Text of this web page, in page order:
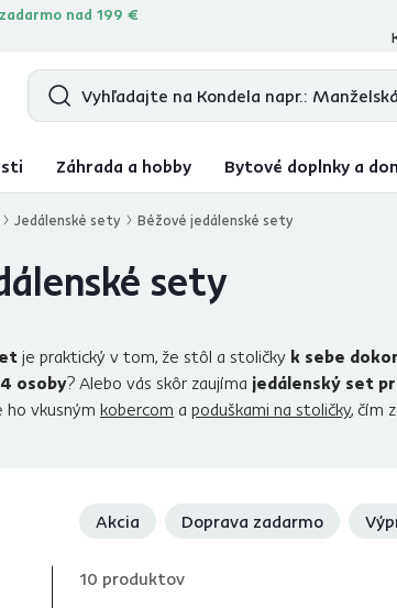
zadarmo nad 199 €
31 285overených produktových recenzií
Záhrada a hobby Bytové doplnky a
Jedálenské sety Béžové jedálenské sety
sety
je praktický v tom, že stôl a stoličky k sebe
osoby? Alebo vás skôr zaujíma jedálenský set
ho vkusným kobercom a poduškami na stoličky, čím
Akcia Doprava zadarmo
10 produktov